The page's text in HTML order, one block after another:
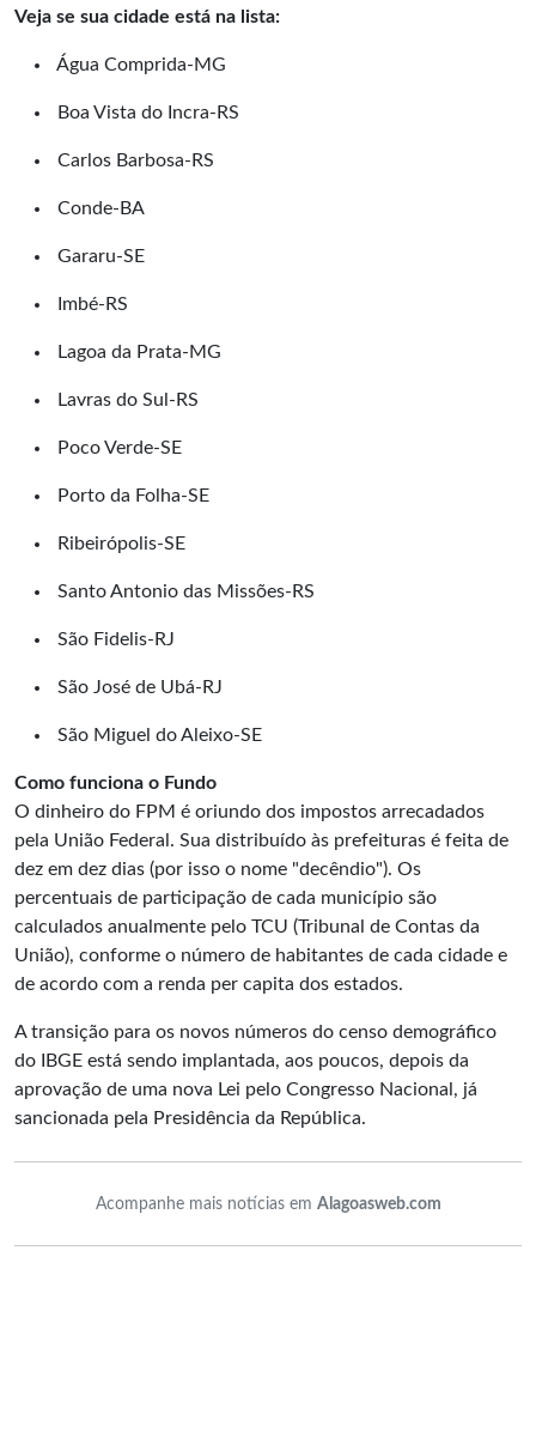
Veja se sua cidade está na lista:
Água Comprida-MG
Boa Vista do Incra-RS
Carlos Barbosa-RS
Conde-BA
Gararu-SE
Imbé-RS
Lagoa da Prata-MG
Lavras do Sul-RS
Poco Verde-SE
Porto da Folha-SE
Ribeirópolis-SE
Santo Antonio das Missões-RS
São Fidelis-RJ
São José de Ubá-RJ
São Miguel do Aleixo-SE
Como funciona o Fundo
O dinheiro do FPM é oriundo dos impostos arrecadados
pela União Federal. Sua distribuído às prefeituras é feita de
dez em dez dias (por isso o nome "decêndio"). Os
percentuais de participação de cada município são
calculados anualmente pelo TCU (Tribunal de Contas da
União), conforme o número de habitantes de cada cidade e
de acordo com a renda per capita dos estados.
A transição para os novos números do censo demográfico
do IBGE está sendo implantada, aos poucos, depois da
aprovação de uma nova Lei pelo Congresso Nacional, já
sancionada pela Presidência da República.
Acompanhe mais notícias em Alagoasweb.com